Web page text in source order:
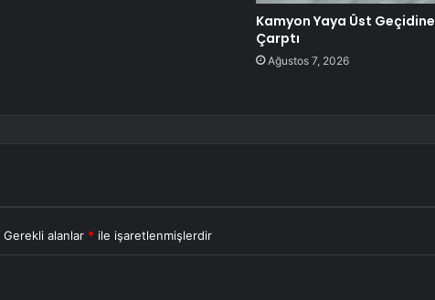
Kamyon Yaya Üst Geçidine
Çarptı
Ağustos 7, 2026
Gerekli alanlar * ile işaretlenmişlerdir